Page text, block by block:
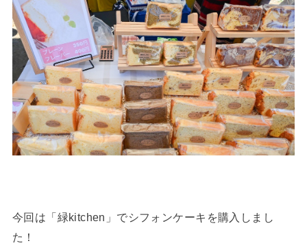
今回は「緑kitchen」でシフォンケーキを購入しまし
た！